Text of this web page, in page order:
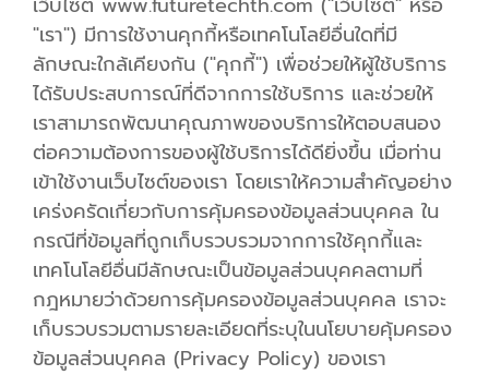
"เรา") มีการใช้งานคุกกี้หรือเทคโนโลยีอื่นใดที่มี
ลักษณะใกล้เคียงกัน ("คุกกี้") เพื่อช่วยให้ผู้ใช้บริการ
ได้รับประสบการณ์ที่ดีจากการใช้บริการ และช่วยให้
เราสามารถพัฒนาคุณภาพของบริการให้ตอบสนอง
ต่อความต้องการของผู้ใช้บริการได้ดียิ่งขึ้น เมื่อท่าน
เข้าใช้งานเว็บไซต์ของเรา โดยเราให้ความสำคัญอย่าง
เคร่งครัดเกี่ยวกับการคุ้มครองข้อมูลส่วนบุคคล ใน
กรณีที่ข้อมูลที่ถูกเก็บรวบรวมจากการใช้คุกกี้และ
เทคโนโลยีอื่นมีลักษณะเป็นข้อมูลส่วนบุคคลตามที่
กฎหมายว่าด้วยการคุ้มครองข้อมูลส่วนบุคคล เราจะ
เก็บรวบรวมตามรายละเอียดที่ระบุในนโยบายคุ้มครอง
ข้อมูลส่วนบุคคล (Privacy Policy) ของเรา